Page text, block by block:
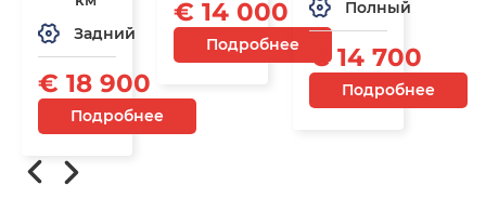
Задний
€ 18 900
Подробнее
€ 14 000
Подробнее
Полный
€ 14 700
Подробнее